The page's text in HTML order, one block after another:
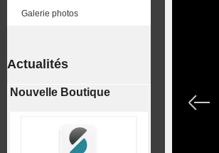
Galerie photos
Actualités
Nouvelle Boutique